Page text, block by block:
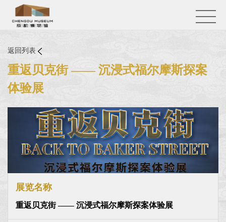
返回列表
重返贝克街 —— 沉浸式福尔摩斯探案
体验展
展览名称
重返贝克街 —— 沉浸式福尔摩斯探案体验展